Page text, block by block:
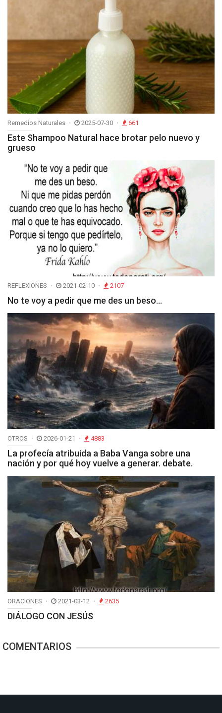
Remedios Naturales 2025-07-30 661
Este Shampoo Natural hace brotar pelo nuevo y
grueso
REFLEXIONES 2021-02-10 2107
No te voy a pedir que me des un beso…
OTROS 2026-01-21 4883
La profecía atribuida a Baba Vanga sobre una
nación y por qué hoy vuelve a generar. debate.
ORACIONES 2021-03-12 2635
DIÁLOGO CON JESÚS
COMENTARIOS